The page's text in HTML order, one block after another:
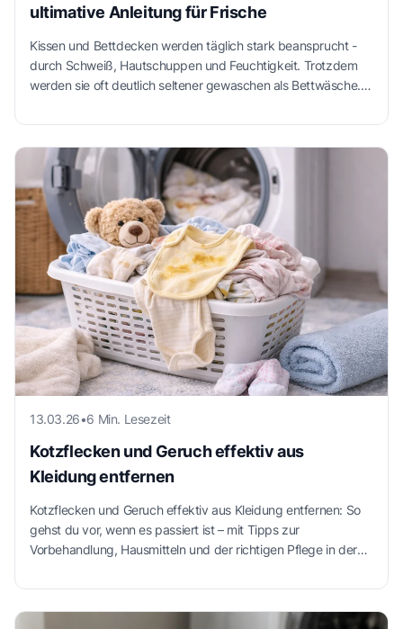
ultimative Anleitung für Frische
Kissen und Bettdecken werden täglich stark beansprucht -
durch Schweiß, Hautschuppen und Feuchtigkeit. Trotzdem
werden sie oft deutlich seltener gewaschen als Bettwäsche.
standhält oder ob Daunen verklumpen können. Mit der
richtigen Vorbereitung, dem passenden Programm und
sorgfältigem Trocknen lassen sich Kissen und Decken jedoch
problemlos reinigen - und bleiben hygienisch, flauschig und
langlebig.
13.03.26•6 Min. Lesezeit
Kotzflecken und Geruch effektiv aus
Kleidung entfernen
Kotzflecken und Geruch effektiv aus Kleidung entfernen: So
gehst du vor, wenn es passiert ist – mit Tipps zur
Vorbehandlung, Hausmitteln und der richtigen Pflege in der